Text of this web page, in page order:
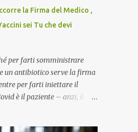
la Firma del Medico ,
sei Tu che devi
per farti somministrare
un antibiotico serve la firma
per farti iniettare il
è il paziente – anzi, il